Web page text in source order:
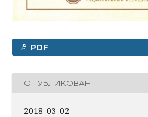
PDF
ОПУБЛИКОВАН
2018-03-02